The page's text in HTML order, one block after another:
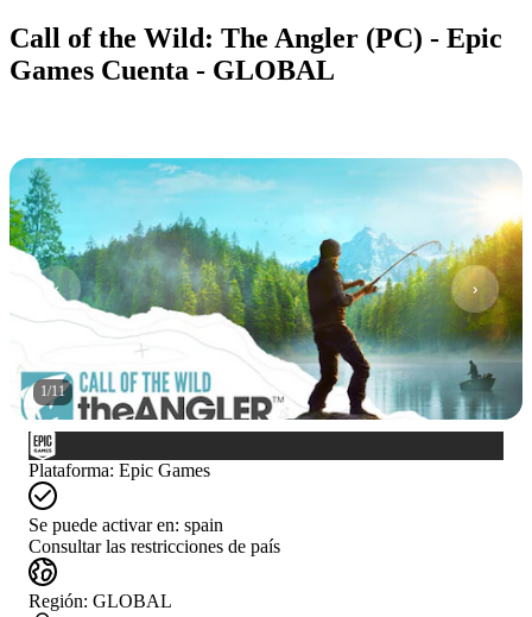
Call of the Wild: The Angler (PC) - Epic
Games Cuenta - GLOBAL
1/11
Plataforma: Epic Games
Se puede activar en: spain
Consultar las restricciones de país
Región: GLOBAL